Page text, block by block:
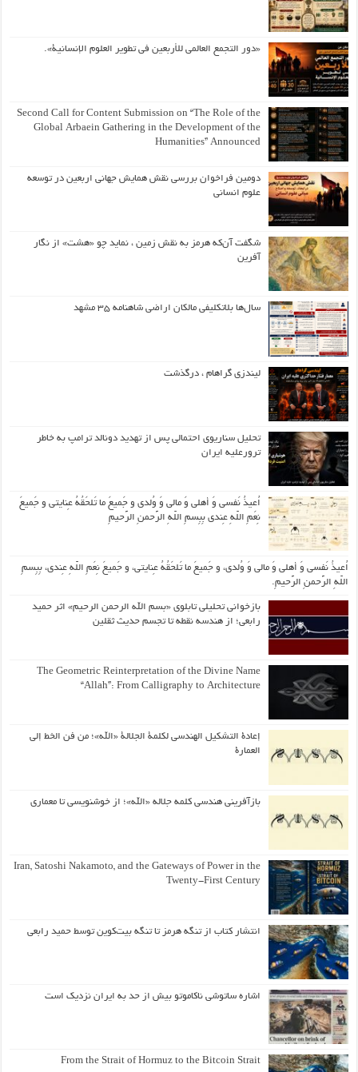
«دور التجمع العالمي للأربعين في تطوير العلوم الإنسانية».
Second Call for Content Submission on “The Role of the
Global Arbaein Gathering in the Development of the
Humanities” Announced
دومین فراخوان بررسی نقش همایش جهانی اربعین در توسعه
علوم انسانی
شگفت آن‌که هرمز به نقش زمین ، نماید چو «هشت» از نگار
آفرین
سال‌ها بلاتکلیفی مالکان اراضی شاهنامه ۳۵ مشهد
لیندزی گراهام ، درگذشت
تحلیل سناریوی احتمالی پس از تهدید دونالد ترامپ به خاطر
ترورعلیه ایران
اُعیذُ نَفسی وَ أهلی وَ مالی وَ وُلدی و جَمیعَ ما تَلحَقُهُ عِنایتی و جَمیعَ
نِعَمِ اللّهِ عِندی بِبِسمِ اللّهِ الرَّحمنِ الرَّحیمِ
اُعیذُ نَفسی وَ أهلی وَ مالی وَ وُلدی، و جَمیعَ ما تَلحَقُهُ عِنایتی، و جَمیعَ نِعَمِ اللّهِ عِندی، بِبِسمِ
اللّهِ الرَّحمنِ الرَّحیمِ.
بازخوانی تحلیلی تابلوی «بسم الله الرحمن الرحیم» اثر حمید
رابعی؛ از هندسه نقطه تا تجسم حدیث ثقلین
The Geometric Reinterpretation of the Divine Name
“Allah”: From Calligraphy to Architecture
إعادة التشكيل الهندسي لكلمة الجلالة «الله»؛ من فن الخط إلى
العمارة
بازآفرینی هندسی کلمه جلاله «الله»؛ از خوشنویسی تا معماری
Iran, Satoshi Nakamoto, and the Gateways of Power in the
Twenty-First Century
انتشار کتاب از تنگه هرمز تا تنگه بیت‌کوین توسط حمید رابعی
اشاره ساتوشی ناکاموتو بیش از حد به ایران نزدیک است
From the Strait of Hormuz to the Bitcoin Strait